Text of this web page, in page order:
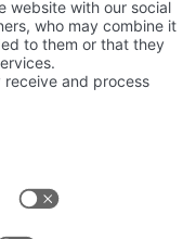
Culture and Sports
HISTÓRICO –